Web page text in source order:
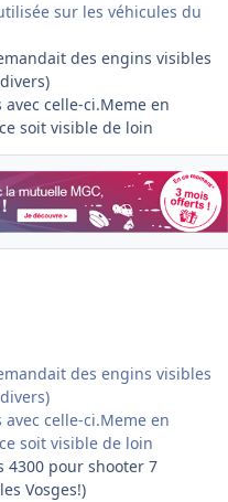
sur les véhicules du
des engins visibles
celle-ci.Meme en
soit visible de loin
des engins visibles
celle-ci.Meme en
soit visible de loin
4300 pour shooter 7
Vosges!)